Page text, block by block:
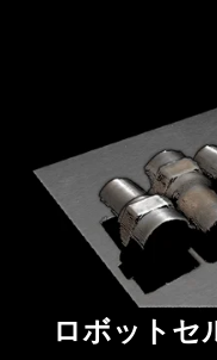
ロボットセ